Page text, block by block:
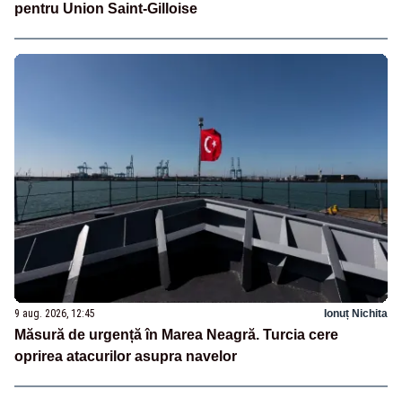
pentru Union Saint-Gilloise
9 aug. 2026, 12:45 Ionuț Nichita
Măsură de urgență în Marea Neagră. Turcia cere
oprirea atacurilor asupra navelor